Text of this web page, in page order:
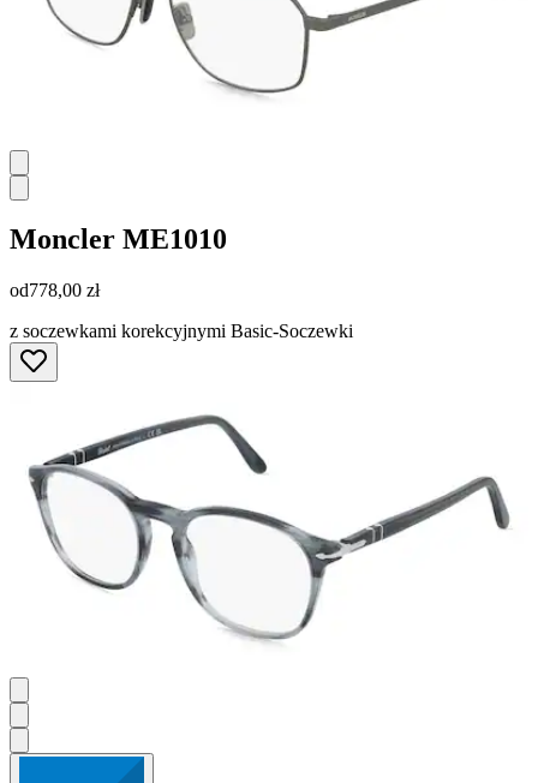
Moncler ME1010
od778,00 zł
z soczewkami korekcyjnymi Basic-Soczewki